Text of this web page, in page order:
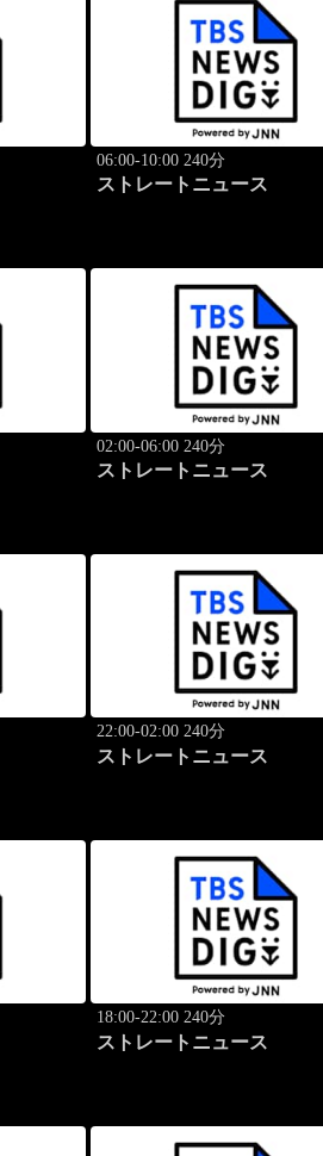
06:00-10:00 240分
ストレートニュース
02:00-06:00 240分
ストレートニュース
22:00-02:00 240分
ストレートニュース
18:00-22:00 240分
ストレートニュース